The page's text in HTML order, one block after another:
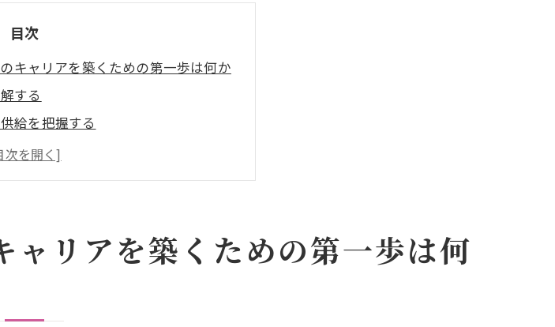
目次
キャリアを築くための第一歩は何か
する
給を把握する
評価する
を活用する
要性
を成功させる秘訣
の構成を理解する
リアを築くための第一歩は何